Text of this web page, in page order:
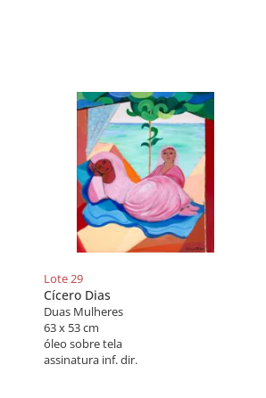
Lote 29
Cícero Dias
Duas Mulheres
63 x 53 cm
óleo sobre tela
assinatura inf. dir.